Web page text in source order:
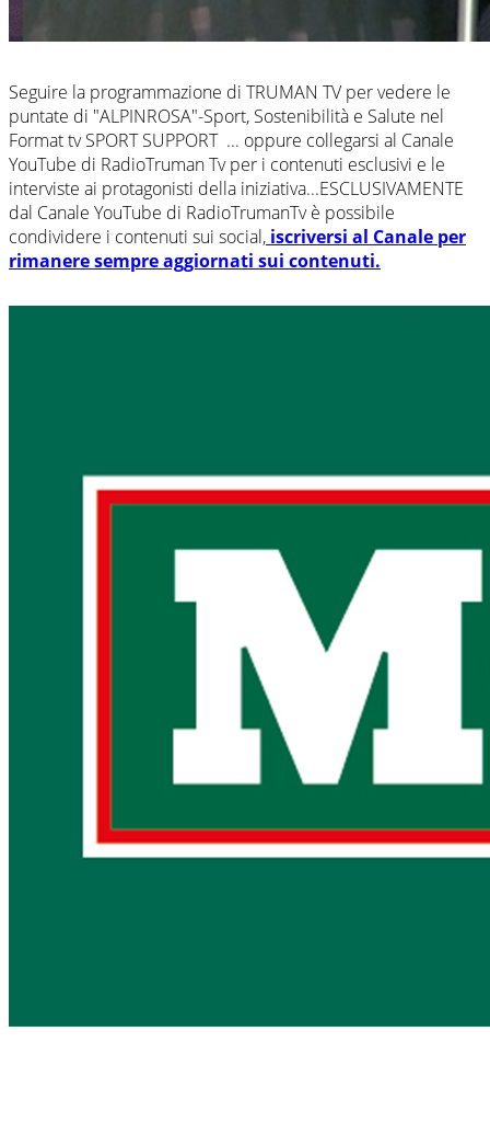
Seguire la programmazione di TRUMAN TV per vedere le
puntate di "ALPINROSA"-Sport, Sostenibilità e Salute nel
Format tv SPORT SUPPORT ... oppure collegarsi al Canale
YouTube di RadioTruman Tv per i contenuti esclusivi e le
interviste ai protagonisti della iniziativa...ESCLUSIVAMENTE
dal Canale YouTube di RadioTrumanTv è possibile
condividere i contenuti sui social, iscriversi al Canale per
rimanere sempre aggiornati sui contenuti.